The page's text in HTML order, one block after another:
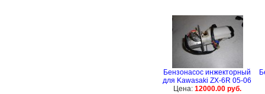
Бензонасос инжекторный
для Kawasaki ZX-6R 05-06
Цена: 12000.00 руб.